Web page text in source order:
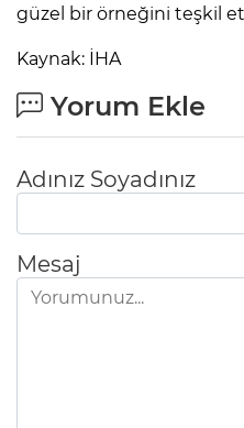
güzel bir örneğini teşkil
Kaynak: İHA
Yorum Ekle
Adınız Soyadınız
Mesaj